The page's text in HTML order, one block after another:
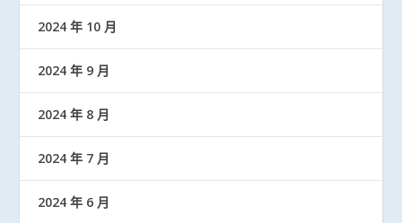
2024 年 10 月
2024 年 9 月
2024 年 8 月
2024 年 7 月
2024 年 6 月